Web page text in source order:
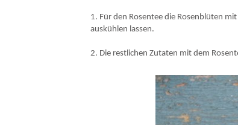
1. Für den Rosentee die Rosenblüten
auskühlen lassen.
2. Die restlichen Zutaten mit dem